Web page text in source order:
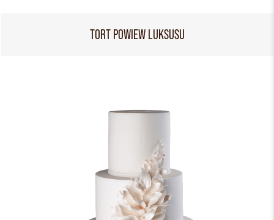
TORT POWIEW LUKSUSU